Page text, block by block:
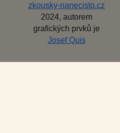
zkousky-nanecisto.cz
2024, autorem
grafických prvků je
Josef Quis